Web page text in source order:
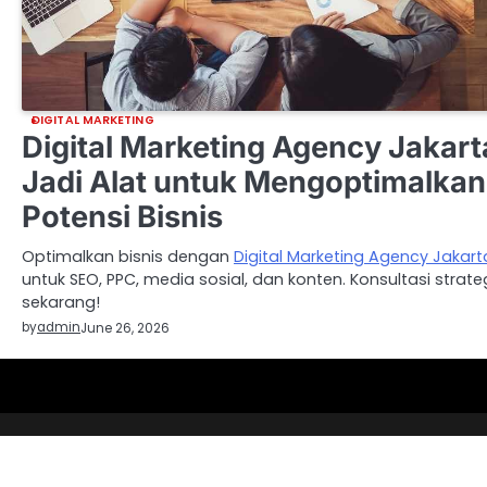
DIGITAL MARKETING
Digital Marketing Agency
Jadi Alat untuk Mengoptimalkan
Potensi Bisnis
Optimalkan bisnis dengan Digital Marketing Agency
untuk SEO, PPC, media sosial, dan konten. Konsultasi
sekarang!
byadminJune 26, 2026